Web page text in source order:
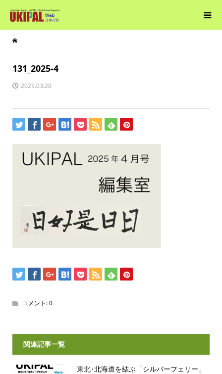
131_2025-4
2025.03.20
コメント:0
関連記事一覧
東北･北海道を結ぶ「シルバーフェリー」